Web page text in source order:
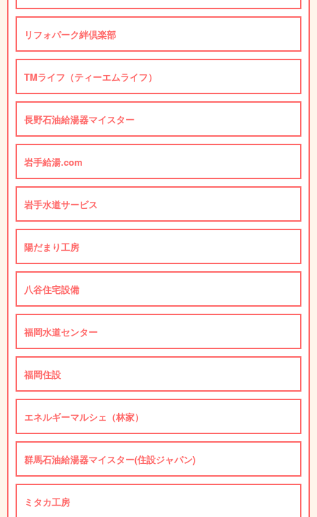
リフォパーク絆倶楽部
TMライフ（ティーエムライフ）
長野石油給湯器マイスター
岩手給湯.com
岩手水道サービス
陽だまり工房
八谷住宅設備
福岡水道センター
福岡住設
エネルギーマルシェ（林家）
群馬石油給湯器マイスター(住設ジャパン)
ミタカ工房